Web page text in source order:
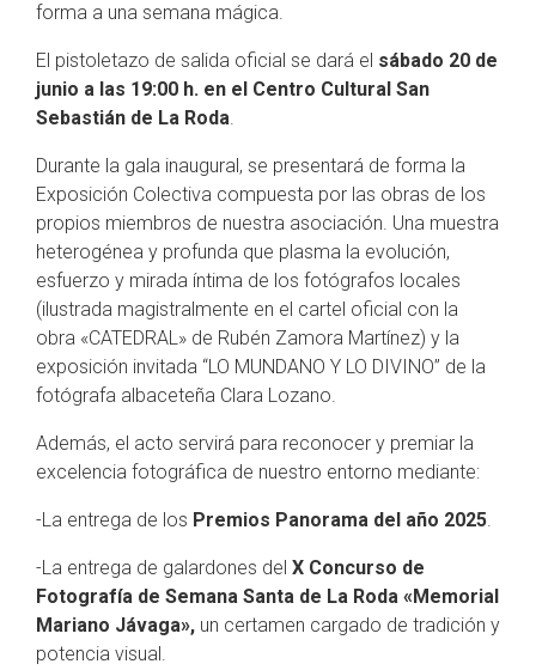
forma a una semana mágica.
El pistoletazo de salida oficial se dará el sábado 20 de
junio a las 19:00 h. en el Centro Cultural San
Sebastián de La Roda.
Durante la gala inaugural, se presentará de forma la
Exposición Colectiva compuesta por las obras de los
propios miembros de nuestra asociación. Una muestra
heterogénea y profunda que plasma la evolución,
esfuerzo y mirada íntima de los fotógrafos locales
(ilustrada magistralmente en el cartel oficial con la
obra «CATEDRAL» de Rubén Zamora Martínez) y la
exposición invitada “LO MUNDANO Y LO DIVINO” de la
fotógrafa albaceteña Clara Lozano.
Además, el acto servirá para reconocer y premiar la
excelencia fotográfica de nuestro entorno mediante:
-La entrega de los Premios Panorama del año 2025.
-La entrega de galardones del X Concurso de
Fotografía de Semana Santa de La Roda «Memorial
Mariano Jávaga», un certamen cargado de tradición y
potencia visual.